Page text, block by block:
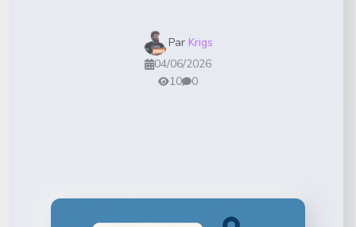
Par Krigs
04/06/2026
10
0